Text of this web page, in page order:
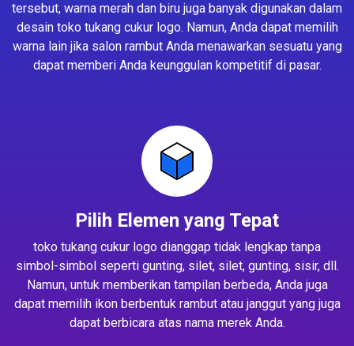
tersebut, warna merah dan biru juga banyak digunakan dalam
desain toko tukang cukur logo. Namun, Anda dapat memilih
warna lain jika salon rambut Anda menawarkan sesuatu yang
dapat memberi Anda keunggulan kompetitif di pasar.
Pilih Elemen yang Tepat
toko tukang cukur logo dianggap tidak lengkap tanpa
simbol-simbol seperti gunting, silet, silet, gunting, sisir, dll.
Namun, untuk memberikan tampilan berbeda, Anda juga
dapat memilih ikon berbentuk rambut atau janggut yang juga
dapat berbicara atas nama merek Anda.